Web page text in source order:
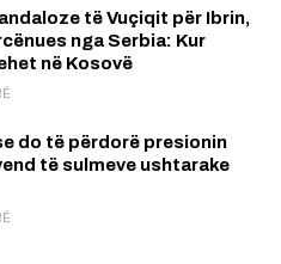
të Vuçiqit për Ibrin,
nga Serbia: Kur
në Kosovë
do të përdorë presionin
të sulmeve ushtarake